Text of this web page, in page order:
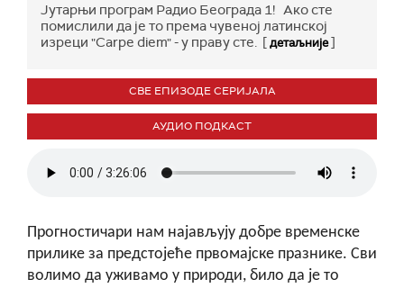
Јутарњи програм Радио Београда 1! Ако сте
помислили да је то према чувеној латинској
изреци "Carpe diem" - у праву сте. [детаљније]
СВЕ ЕПИЗОДЕ СЕРИЈАЛА
АУДИО ПОДКАСТ
Прогностичари нам најављују добре временске
прилике за предстојеће првомајске празнике. Сви
волимо да уживамо у природи, било да је то